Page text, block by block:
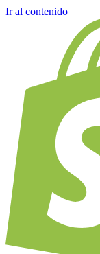
Ir al contenido